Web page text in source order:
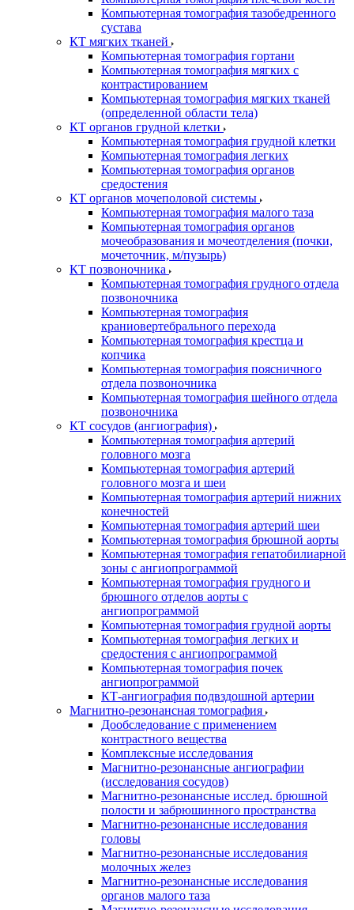
Компьютерная томография тазобедренного
сустава
КТ мягких тканей
Компьютерная томография гортани
Компьютерная томография мягких с
контрастированием
Компьютерная томография мягких тканей
(определенной области тела)
КТ органов грудной клетки
Компьютерная томография грудной клетки
Компьютерная томография легких
Компьютерная томография органов
средостения
КТ органов мочеполовой системы
Компьютерная томография малого таза
Компьютерная томография органов
мочеобразования и мочеотделения (почки,
мочеточник, м/пузырь)
КТ позвоночника
Компьютерная томография грудного отдела
позвоночника
Компьютерная томография
краниовертебрального перехода
Компьютерная томография крестца и
копчика
Компьютерная томография поясничного
отдела позвоночника
Компьютерная томография шейного отдела
позвоночника
КТ сосудов (ангиография)
Компьютерная томография артерий
головного мозга
Компьютерная томография артерий
головного мозга и шеи
Компьютерная томография артерий нижних
конечностей
Компьютерная томография артерий шеи
Компьютерная томография брюшной аорты
Компьютерная томография гепатобилиарной
зоны с ангиопрограммой
Компьютерная томография грудного и
брюшного отделов аорты с
ангиопрограммой
Компьютерная томография грудной аорты
Компьютерная томография легких и
средостения с ангиопрограммой
Компьютерная томография почек
ангиопрограммой
КТ-ангиография подвздошной артерии
Магнитно-резонансная томография
Дообследование с применением
контрастного вещества
Комплексные исследования
Магнитно-резонансные ангиографии
(исследования сосудов)
Магнитно-резонансные исслед. брюшной
полости и забрюшинного пространства
Магнитно-резонансные исследования
головы
Магнитно-резонансные исследования
молочных желез
Магнитно-резонансные исследования
органов малого таза